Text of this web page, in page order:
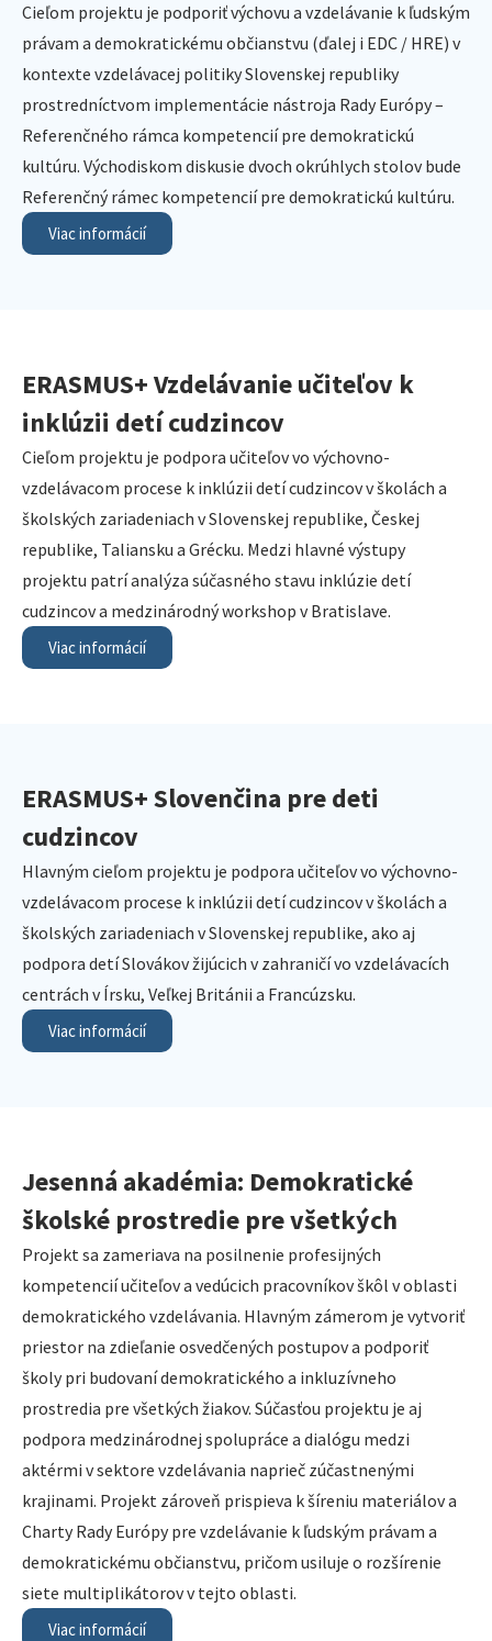
Cieľom projektu je podporiť výchovu a vzdelávanie k ľudským
právam a demokratickému občianstvu (ďalej i EDC / HRE) v
kontexte vzdelávacej politiky Slovenskej republiky
prostredníctvom implementácie nástroja Rady Európy –
Referenčného rámca kompetencií pre demokratickú
kultúru. Východiskom diskusie dvoch okrúhlych stolov bude
Referenčný rámec kompetencií pre demokratickú kultúru.
Viac informácií
ERASMUS+ Vzdelávanie učiteľov k
inklúzii detí cudzincov
Cieľom projektu je podpora učiteľov vo výchovno-
vzdelávacom procese k inklúzii detí cudzincov v školách a
školských zariadeniach v Slovenskej republike, Českej
republike, Taliansku a Grécku. Medzi hlavné výstupy
projektu patrí analýza súčasného stavu inklúzie detí
cudzincov a medzinárodný workshop v Bratislave.
Viac informácií
ERASMUS+ Slovenčina pre deti
cudzincov
Hlavným cieľom projektu je podpora učiteľov vo výchovno-
vzdelávacom procese k inklúzii detí cudzincov v školách a
školských zariadeniach v Slovenskej republike, ako aj
podpora detí Slovákov žijúcich v zahraničí vo vzdelávacích
centrách v Írsku, Veľkej Británii a Francúzsku.
Viac informácií
Jesenná akadémia: Demokratické
školské prostredie pre všetkých
Projekt sa zameriava na posilnenie profesijných
kompetencií učiteľov a vedúcich pracovníkov škôl v oblasti
demokratického vzdelávania. Hlavným zámerom je vytvoriť
priestor na zdieľanie osvedčených postupov a podporiť
školy pri budovaní demokratického a inkluzívneho
prostredia pre všetkých žiakov. Súčasťou projektu je aj
podpora medzinárodnej spolupráce a dialógu medzi
aktérmi v sektore vzdelávania naprieč zúčastnenými
krajinami. Projekt zároveň prispieva k šíreniu materiálov a
Charty Rady Európy pre vzdelávanie k ľudským právam a
demokratickému občianstvu, pričom usiluje o rozšírenie
siete multiplikátorov v tejto oblasti.
Viac informácií